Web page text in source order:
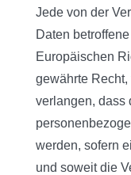
Jede von der
Daten
Europäischen
gewährte
verlangen, dass
werden, sofern
und soweit die